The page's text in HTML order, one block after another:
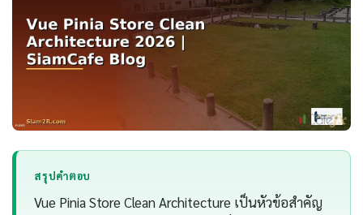
สรุปคำตอบ
Vue Pinia Store Clean Architecture เป็นหัวข้อสำคัญ